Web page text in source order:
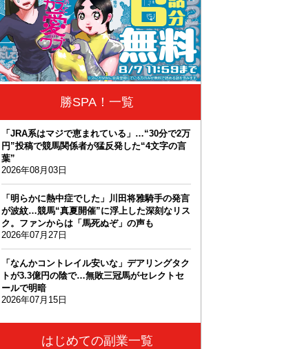
勝SPA！一覧
「JRA系はマジで恵まれている」…“30分で2万
円”投稿で競馬関係者が猛反発した“4文字の言
葉”
2026年08月03日
「明らかに熱中症でした」川田将雅騎手の発言
が波紋…競馬“真夏開催”に浮上した深刻なリス
ク。ファンからは「馬死ぬぞ」の声も
2026年07月27日
「なんかコントレイル安いな」デアリングタク
トが3.3億円の陰で…無敗三冠馬がセレクトセ
ールで明暗
2026年07月15日
はじめての副業一覧